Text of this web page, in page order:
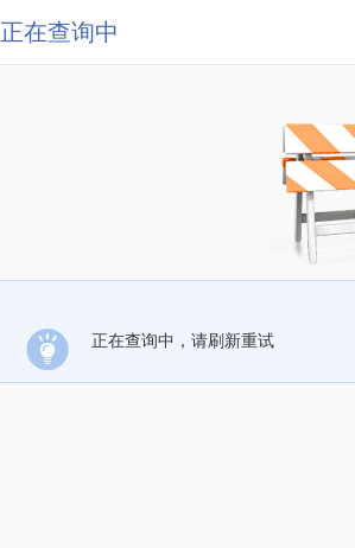
正在查询中
正在查询中，请刷新重试